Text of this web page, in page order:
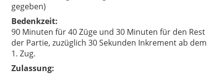
gegeben)
Bedenkzeit:
90 Minuten für 40 Züge und 30 Minuten für den Rest
der Partie, zuzüglich 30 Sekunden Inkrement ab dem
1. Zug.
Zulassung: